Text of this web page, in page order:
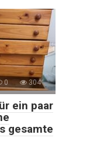
0 304
ein paar
gesamte